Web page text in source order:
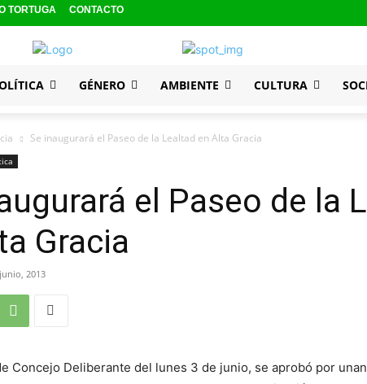
TORTUGA CONTACTO
GÉNERO AMBIENTE CULTURA
Se inaugurará el Paseo de la Lealtad en Alta Gracia
el Paseo de la
Gracia
2013
Concejo Deliberante del lunes 3 de junio, se aprobó por